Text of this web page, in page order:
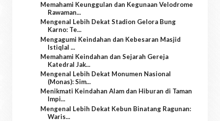
Memahami Keunggulan dan Kegunaan Velodrome
Rawaman...
Mengenal Lebih Dekat Stadion Gelora Bung
Karno: Te...
Mengagumi Keindahan dan Kebesaran Masjid
Istiqlal ...
Memahami Keindahan dan Sejarah Gereja
Katedral Jak...
Mengenal Lebih Dekat Monumen Nasional
(Monas): Sim...
Menikmati Keindahan Alam dan Hiburan di Taman
Impi...
Mengenal Lebih Dekat Kebun Binatang Ragunan:
Waris...